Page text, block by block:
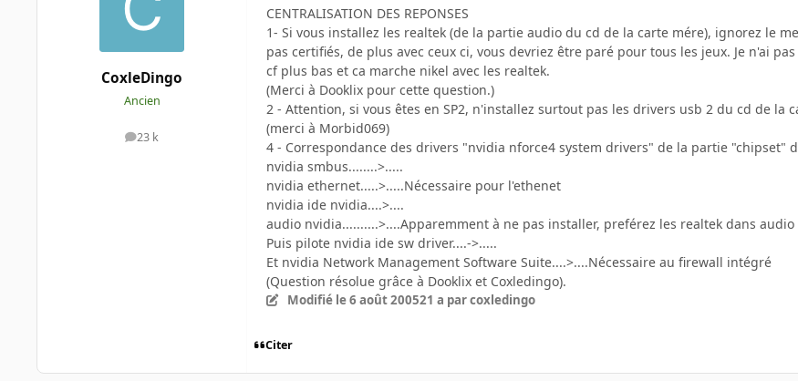
CoxleDingo
Ancien
23 k
messages
CENTRALISATION DES REPONSES
1- Si vous installez les realtek (de la partie audio du cd de la carte mére), ignorez le
pas certifiés, de plus avec ceux ci, vous devriez être paré pour tous les jeux. Je n'ai
cf plus bas et ca marche nikel avec les realtek.
(Merci à Dooklix pour cette question.)
2 - Attention, si vous êtes en SP2, n'installez surtout pas les drivers usb 2 du cd de la
(merci à Morbid069)
4 - Correspondance des drivers "nvidia nforce4 system drivers" de la partie "chipset"
nvidia smbus........>.....
nvidia ethernet.....>.....Nécessaire pour l'ethenet
nvidia ide nvidia....>....
audio nvidia..........>....Apparemment à ne pas installer, preférez les realtek dans audio
Puis pilote nvidia ide sw driver....->.....
Et nvidia Network Management Software Suite....>....Nécessaire au firewall intégré
(Question résolue grâce à Dooklix et Coxledingo).
Modifié le 6 août 200521 a par coxledingo
Citer